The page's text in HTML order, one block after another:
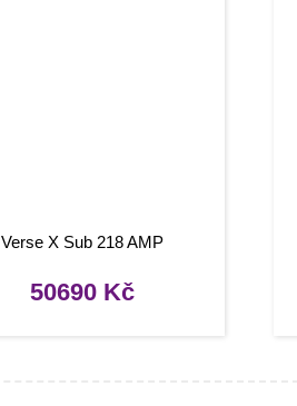
Verse X Sub 218 AMP
50690 Kč